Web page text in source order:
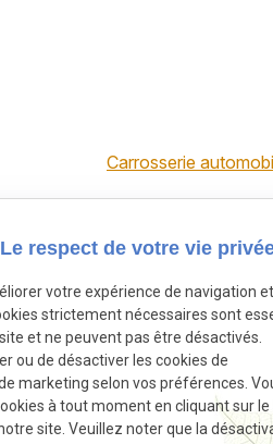
Carrosserie
Téléphone
Pour nous joindre
02 49 88 40 79
Le respect de votre vie
votre expérience de navigation
strictement nécessaires sont
et ne peuvent pas être désactivés.
ou de désactiver les cookies de
marketing selon vos préférences.
à tout moment en cliquant sur le
site. Veuillez noter que la